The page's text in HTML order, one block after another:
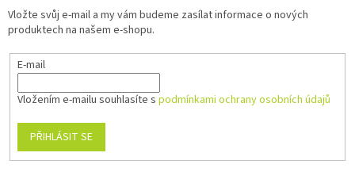
Vložte svůj e-mail a my vám budeme zasílat informace o nových
produktech na našem e-shopu.
E-mail
Vložením e-mailu souhlasíte s podmínkami ochrany osobních údajů
PŘIHLÁSIT SE